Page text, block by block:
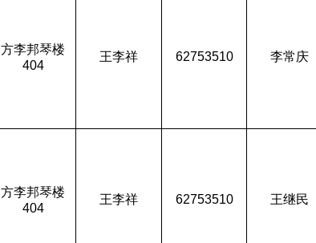
方李邦琴楼
404
王李祥 62753510 李常庆
方李邦琴楼
404
王李祥 62753510 王继民